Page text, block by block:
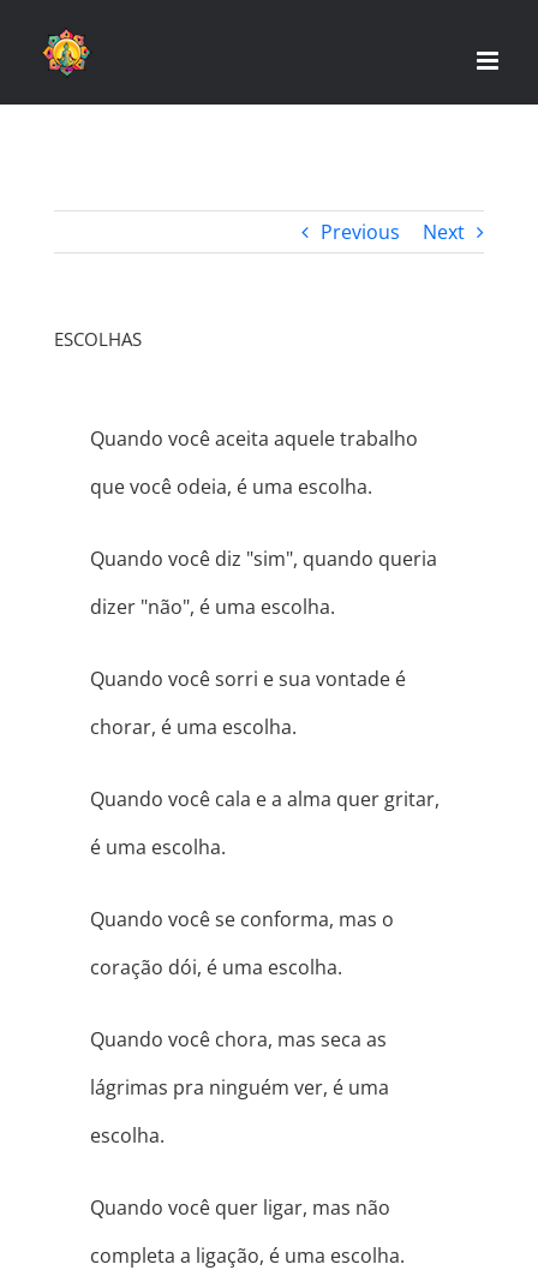
Previous Next
ESCOLHAS
Quando você aceita aquele trabalho
que você odeia, é uma escolha.
Quando você diz "sim", quando queria
dizer "não", é uma escolha.
Quando você sorri e sua vontade é
chorar, é uma escolha.
Quando você cala e a alma quer gritar,
é uma escolha.
Quando você se conforma, mas o
coração dói, é uma escolha.
Quando você chora, mas seca as
lágrimas pra ninguém ver, é uma
escolha.
Quando você quer ligar, mas não
completa a ligação, é uma escolha.